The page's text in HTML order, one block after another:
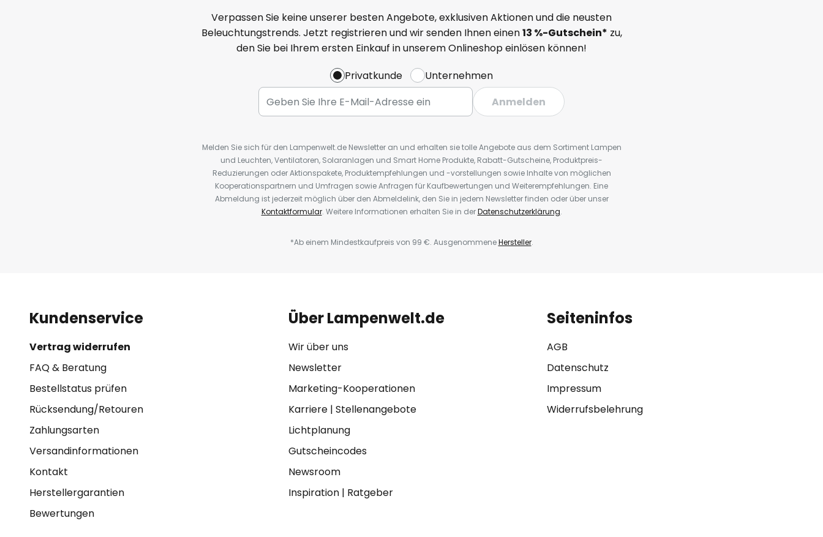
Verpassen Sie keine unserer besten Angebote, exklusiven Aktionen und die neusten
Beleuchtungstrends. Jetzt registrieren und wir senden Ihnen einen13 %-Gutschein* zu,
den Sie bei Ihrem ersten Einkauf in unserem Onlineshop einlösen können!
Privatkunde
Unternehmen
Anmelden
Melden Sie sich für den Lampenwelt.de Newsletter an und erhalten sie tolle Angebote aus dem Sortiment Lampen
und Leuchten, Ventilatoren, Solaranlagen und Smart Home Produkte, Rabatt-Gutscheine, Produktpreis-
Reduzierungen oder Aktionspakete, Produktempfehlungen und -vorstellungen sowie Inhalte von möglichen
Kooperationspartnern und Umfragen sowie Anfragen für Kaufbewertungen und Weiterempfehlungen. Eine
Abmeldung ist jederzeit möglich über den Abmeldelink, den Sie in jedem Newsletter finden oder über unser
Kontaktformular. Weitere Informationen erhalten Sie in derDatenschutzerklärung.
*Ab einem Mindestkaufpreis von 99 €. AusgenommeneHersteller.
Kundenservice
Vertrag widerrufen
FAQ & Beratung
Bestellstatus prüfen
Rücksendung/Retouren
Zahlungsarten
Versandinformationen
Kontakt
Herstellergarantien
Bewertungen
Über Lampenwelt.de
Wir über uns
Newsletter
Marketing-Kooperationen
Karriere| Stellenangebote
Lichtplanung
Gutscheincodes
Newsroom
Inspiration| Ratgeber
Seiteninfos
AGB
Datenschutz
Impressum
Widerrufsbelehrung